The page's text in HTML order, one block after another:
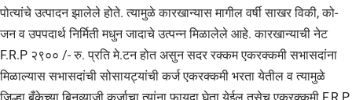
पोत्यांचे उत्पादन झालेले होते. त्यामुळे कारखान्यास मागील वर्षी साखर विकी, को-
जन व उपपदार्थ निर्मिती मधुन जादाचे उत्पन्न मिळालेले आहे. कारखान्याची नेट
F.R.P २९०० /- रु. प्रति मे.टन होत असुन सदर रक्कम एकरक्कमी सभासदांना
मिळाल्यास सभासदांची सोसायट्यांची कर्ज एकरक्कमी भरता येतील व त्यामुळे